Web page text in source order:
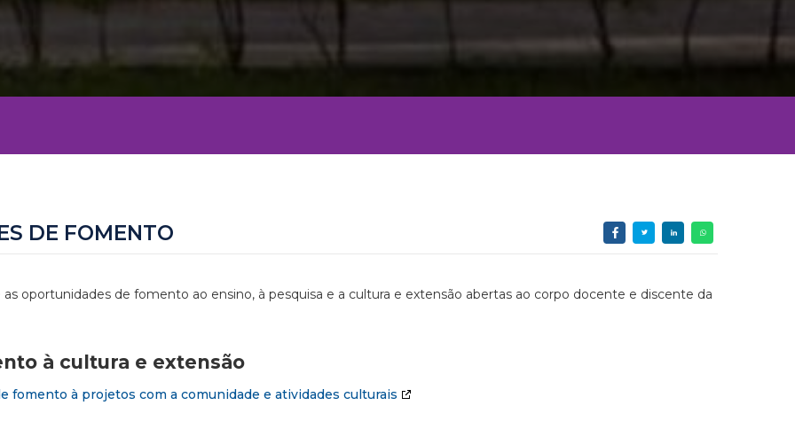
DE FOMENTO
as oportunidades de fomento ao ensino, à pesquisa e a cultura e extensão abertas ao corpo docente e discente da
à cultura e extensão
fomento à projetos com a comunidade e atividades culturais